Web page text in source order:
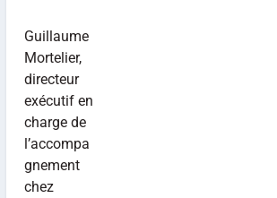
Guillaume
Mortelier,
directeur
exécutif en
charge de
l’accompa
gnement
chez